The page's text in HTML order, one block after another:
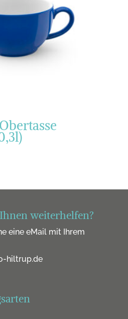
weiterhelfen?
eine eMail mit Ihrem
hiltrup.de